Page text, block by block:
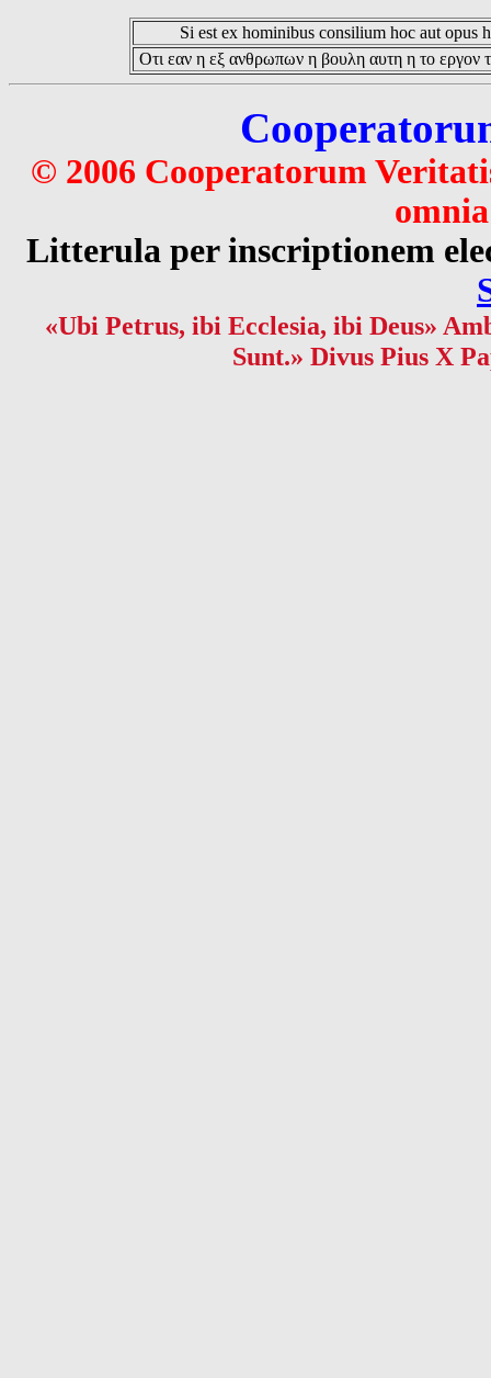
Si est ex hominibus consilium hoc aut opus
Οτι εαν η εξ ανθρωπων η βουλη αυτη η το εργον
© 2006 Cooperatorum
Litterula per inscriptionem
«Ubi Petrus, ibi Ecclesia, ibi Deus»
Sunt.» Divus Pius X